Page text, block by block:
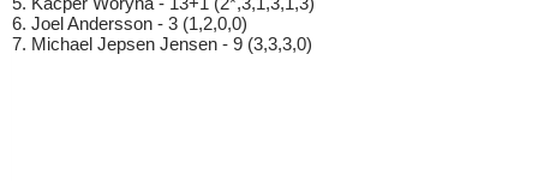
6. Joel Andersson - 3 (1,2,0,0)
7. Michael Jepsen Jensen - 9 (3,3,3,0)